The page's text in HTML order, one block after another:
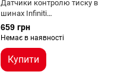
Датчики контролю тиску в
шинах Infiniti
Q50/Q60/QX50/QX56/QX60 /
Nissan Murano/Pathfinder
659 грн
Немає в наявності
Купити